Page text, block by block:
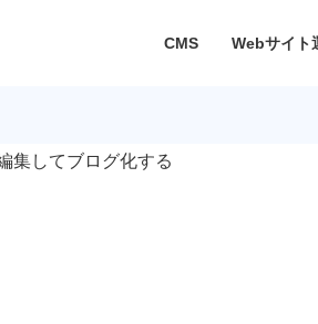
CMS Webサイト
集してブログ化する